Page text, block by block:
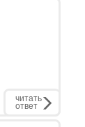
читать
ответ